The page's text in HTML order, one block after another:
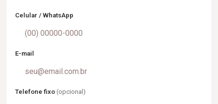
Celular / WhatsApp
E-mail
Telefone fixo (opcional)